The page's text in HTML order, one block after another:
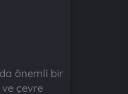
önemli bir
çevre